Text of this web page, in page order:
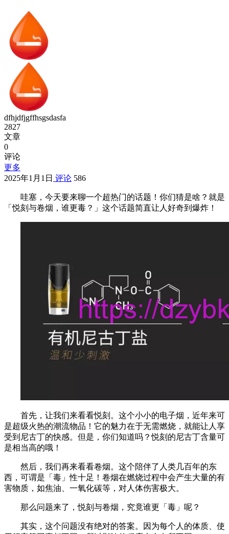
dfhjdfjgffhsgsdasfa
2827
文章
0
评论
更多
2025年1月1日 评论 586
哇塞，今天要来聊一个超热门的话题！你们猜是啥？就是
「悦刻与卷烟，谁更毒？」这个话题简直让人好奇到爆炸！
首先，让我们来看看悦刻。这个小小的电子烟，近年来可
是超级火热的潮流物品！它的魅力在于无需燃烧，就能让人享
受到尼古丁的快感。但是，你们知道吗？悦刻的尼古丁含量可
是相当高的哦！
然后，我们再来看看卷烟。这个陪伴了人类几百年的东
西，可谓是「毒」性十足！卷烟在燃烧过程中会产生大量的有
害物质，如焦油、一氧化碳等，对人体伤害极大。
那么问题来了，悦刻与卷烟，究竟谁更「毒」呢？
其实，这个问题没有绝对的答案。因为每个人的体质、使